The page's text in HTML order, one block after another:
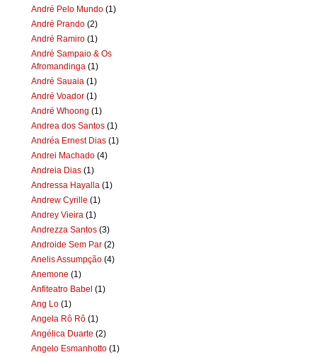
André Pelo Mundo (1)
André Prando (2)
André Ramiro (1)
André Sampaio & Os
Afromandinga (1)
André Sauaia (1)
André Voador (1)
André Whoong (1)
Andrea dos Santos (1)
Andréa Ernest Dias (1)
Andrei Machado (4)
Andreia Dias (1)
Andressa Hayalla (1)
Andrew Cyrille (1)
Andrey Vieira (1)
Andrezza Santos (3)
Androide Sem Par (2)
Anelis Assumpção (4)
Anemone (1)
Anfiteatro Babel (1)
Ang Lo (1)
Angela Rô Rô (1)
Angélica Duarte (2)
Angelo Esmanhotto (1)